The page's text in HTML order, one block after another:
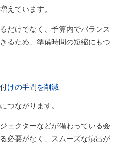
えています。
だけでなく、予算内でバランス
るため、準備時間の短縮にもつ
けの手間を削減
つながります。
ェクターなどが備わっている会
必要がなく、スムーズな演出が